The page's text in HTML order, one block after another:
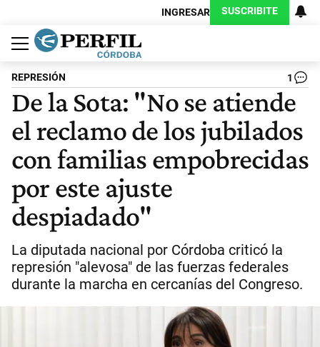
INGRESAR SUSCRIBITE
Política
Economía
Judiciales
Sociedad
Cultura
Espectáculos
Deportes
Protagonistas
REPRESIÓN 1
De la Sota: "No se atiende
el reclamo de los jubilados
con familias empobrecidas
por este ajuste
despiadado"
La diputada nacional por Córdoba criticó la
represión "alevosa" de las fuerzas federales
durante la marcha en cercanías del Congreso.